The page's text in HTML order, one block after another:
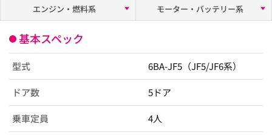
エンジン・燃料系
モーター・バッテリー系
基本スペック
型式 6BA-JF5（JF5/JF6系）
ドア数 5ドア
乗車定員 4人